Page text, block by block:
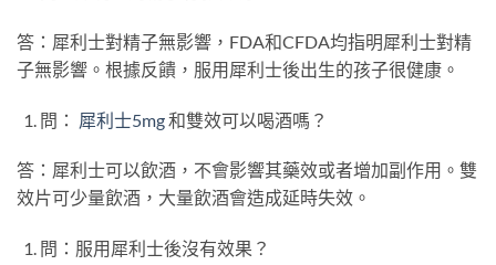
答：犀利士對精子無影響，FDA和CFDA均指明犀利士對精
子無影響。根據反饋，服用犀利士後出生的孩子很健康。
問： 犀利士5mg和雙效可以喝酒嗎？
答：犀利士可以飲酒，不會影響其藥效或者增加副作用。雙
效片可少量飲酒，大量飲酒會造成延時失效。
問：服用犀利士後沒有效果？